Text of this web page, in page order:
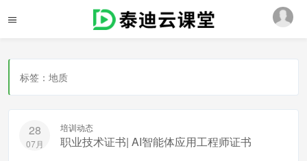
标签：地质
28
07月
培训动态
职业技术证书| AI智能体应用工程师证书